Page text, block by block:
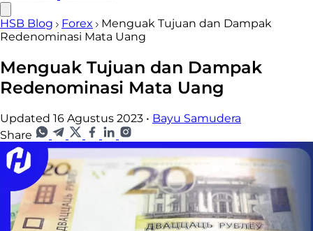
HSB Blog Forex
Menguak Tujuan dan Dampak
Redenominasi Mata Uang
Menguak Tujuan dan Dampak
Redenominasi Mata Uang
Updated 16 Agustus 2023 • Bayu Samudera
Share